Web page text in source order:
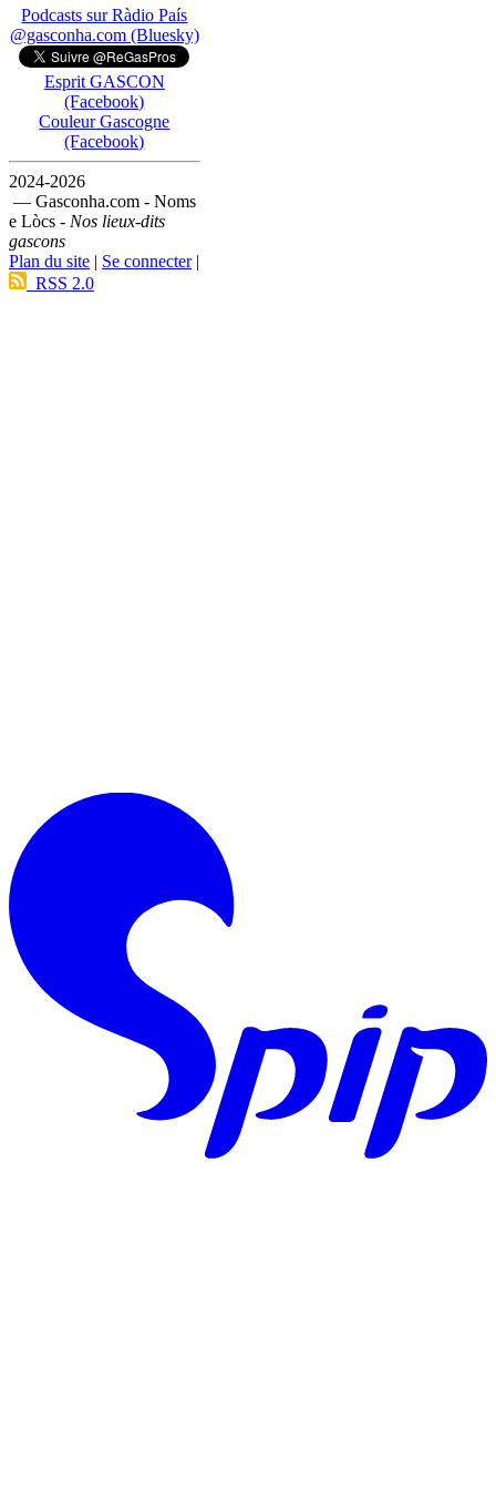
Podcasts sur Ràdio País
@gasconha.com (Bluesky)
Esprit GASCON
(Facebook)
Couleur Gascogne
(Facebook)
2024-2026
— Gasconha.com - Noms
e Lòcs - Nos lieux-dits
gascons
Plan du site | Se connecter|
RSS 2.0